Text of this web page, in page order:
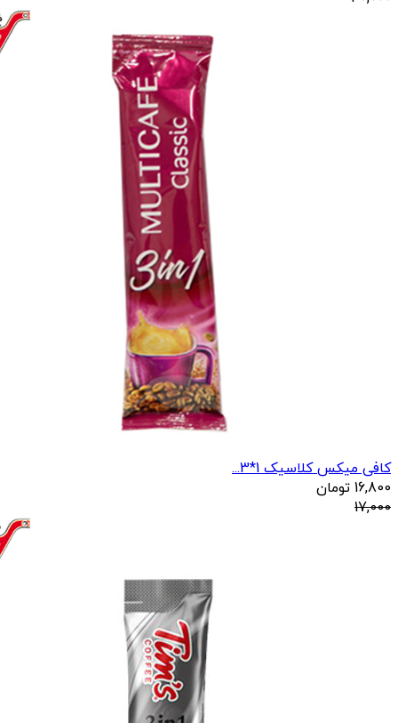
کافی میکس کلاسیک 1*3...
16,800 تومان
17,000